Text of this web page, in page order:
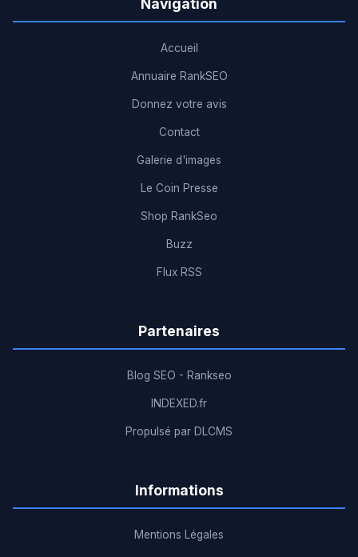
Navigation
Accueil
Annuaire RankSEO
Donnez votre avis
Contact
Galerie d'images
Le Coin Presse
Shop RankSeo
Buzz
Flux RSS
Partenaires
Blog SEO - Rankseo
INDEXED.fr
Propulsé par DLCMS
Informations
Mentions Légales